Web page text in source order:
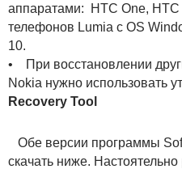
аппаратами: HTC One, HTC
телефонов Lumia с OS
10.
• При восстановлении
Nokia нужно использовать
Recovery Tool
Обе версии программы
скачать ниже.